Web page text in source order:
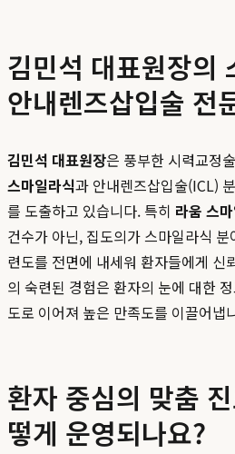
김민석 대표원장의
안내렌즈삽입술 전
김민석 대표원장은 풍부한 시력교정
스마일라식과 안내렌즈삽입술(ICL)
를 도출하고 있습니다. 특히 라움 스
건수가 아닌, 집도의가 스마일라식
련도를 전면에 내세워 환자들에게 신
의 숙련된 경험은 환자의 눈에 대한
도로 이어져 높은 만족도를 이끌어냅
환자 중심의 맞춤
떻게 운영되나요?